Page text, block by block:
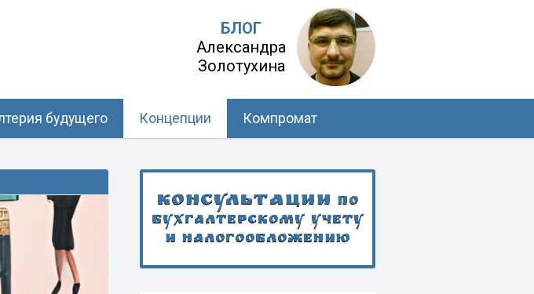
БЛОГ
Александра
Золотухина
будущего Концепции Компромат
Консультации по
бухгалтерскому учету
и налогообложению